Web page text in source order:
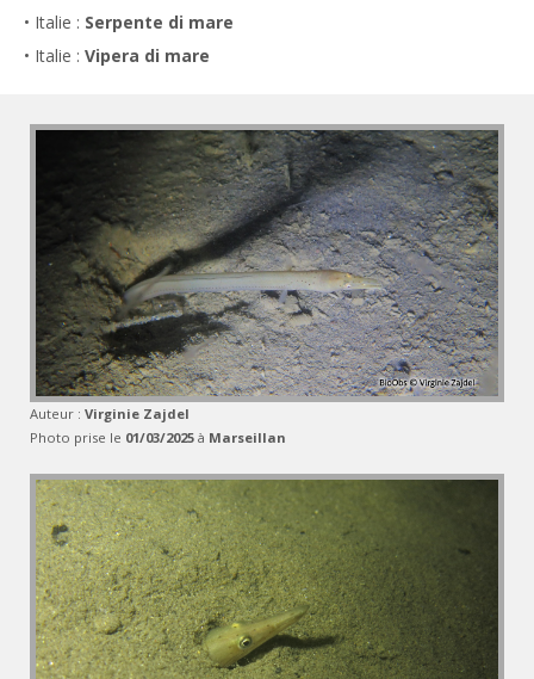
• Italie : Serpente di mare
• Italie : Vipera di mare
Auteur : Virginie Zajdel
Photo prise le 01/03/2025 à Marseillan